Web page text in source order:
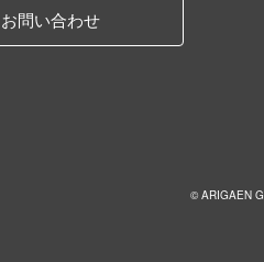
お問い合わせ
© ARIGAEN